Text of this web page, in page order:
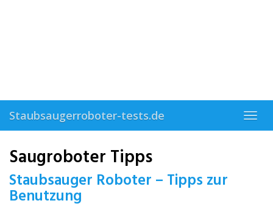
Staubsaugerroboter-tests.de
Saugroboter Tipps
Staubsauger Roboter – Tipps zur
Benutzung